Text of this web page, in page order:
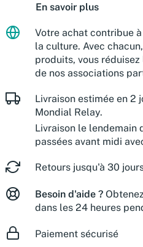
En savoir plus
Votre achat contribue
la culture. Avec
produits, vous
de nos associations
Livraison estimée en 2
Mondial Relay.
Livraison le lendemain
passées avant midi
Retours jusqu'à 30
Besoin d'aide ?
dans les 24 heures
Paiement sécurisé